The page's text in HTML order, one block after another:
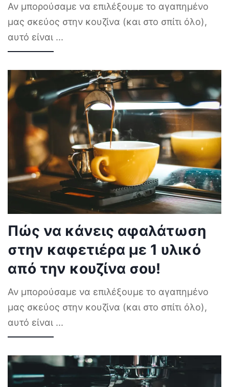
Αν μπορούσαμε να επιλέξουμε το αγαπημένο
μας σκεύος στην κουζίνα (και στο σπίτι όλο),
αυτό είναι ...
Πώς να κάνεις αφαλάτωση
στην καφετιέρα με 1 υλικό
από την κουζίνα σου!
Αν μπορούσαμε να επιλέξουμε το αγαπημένο
μας σκεύος στην κουζίνα (και στο σπίτι όλο),
αυτό είναι ...